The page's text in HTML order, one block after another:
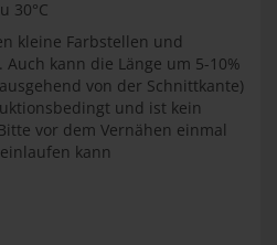
30°C
kleine Farbstellen und
kann die Länge um 5-10%
von der Schnittkante)
und ist kein
vor dem Vernähen einmal
kann